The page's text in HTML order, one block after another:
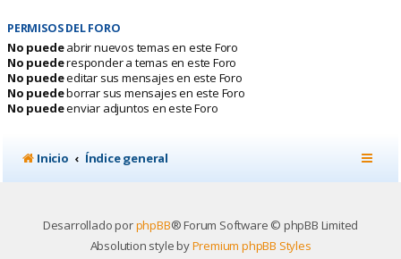
PERMISOS DEL FORO
No puedeabrir nuevos temas en este Foro
No puederesponder a temas en este Foro
No puedeeditar sus mensajes en este Foro
No puedeborrar sus mensajes en este Foro
No puedeenviar adjuntos en este Foro
Inicio Índice general
Desarrollado porphpBB® Forum Software © phpBB Limited
Absolution style byPremium phpBB Styles